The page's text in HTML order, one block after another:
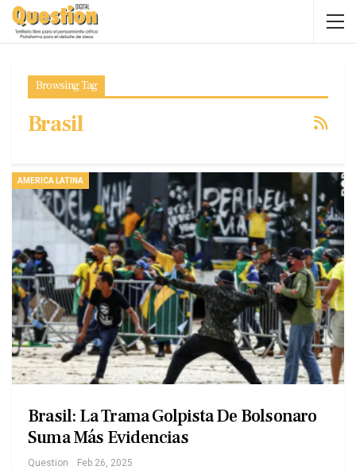
Browsing Tag
Brasil
AMERICA LATINA
Brasil: La Trama Golpista De Bolsonaro
Suma Más Evidencias
Question Feb 26, 2025